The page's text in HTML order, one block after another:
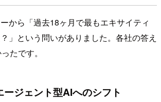
から「過去18ヶ月で最もエキサイティ
」という問いがありました。各社の答え
たです。
ジェント型AIへのシフト